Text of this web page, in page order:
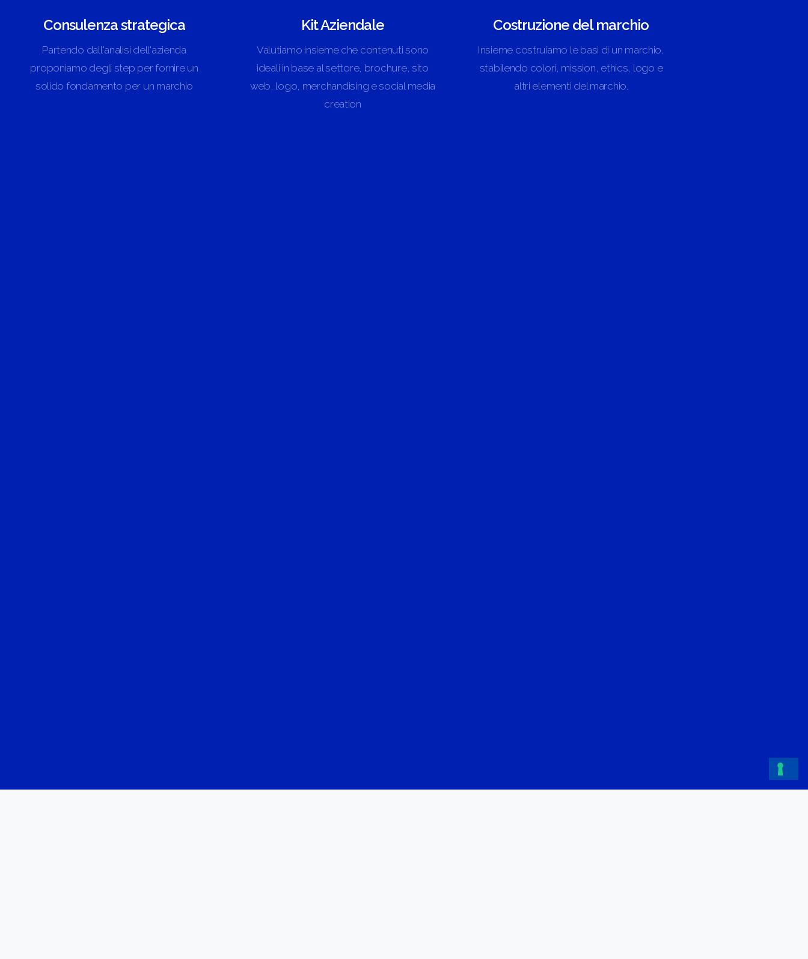
Consulenza strategica
Partendo dall'analisi dell'azienda
proponiamo degli step per fornire un
solido fondamento per un marchio
Kit Aziendale
Valutiamo insieme che contenuti sono
ideali in base al settore, brochure, sito
web, logo, merchandising e social media
creation
Costruzione del marchio
Insieme costruiamo le basi di un marchio,
stabilendo colori, mission, ethics, logo e
altri elementi del marchio.